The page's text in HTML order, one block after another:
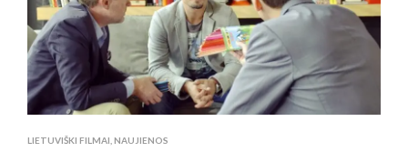
GANDRAI“
(NIEKUR
NERODYTAS
VIDEO)
LIETUVIŠKI FILMAI NAUJIENOS